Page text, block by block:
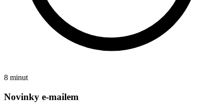
8 minut
Novinky e-mailem